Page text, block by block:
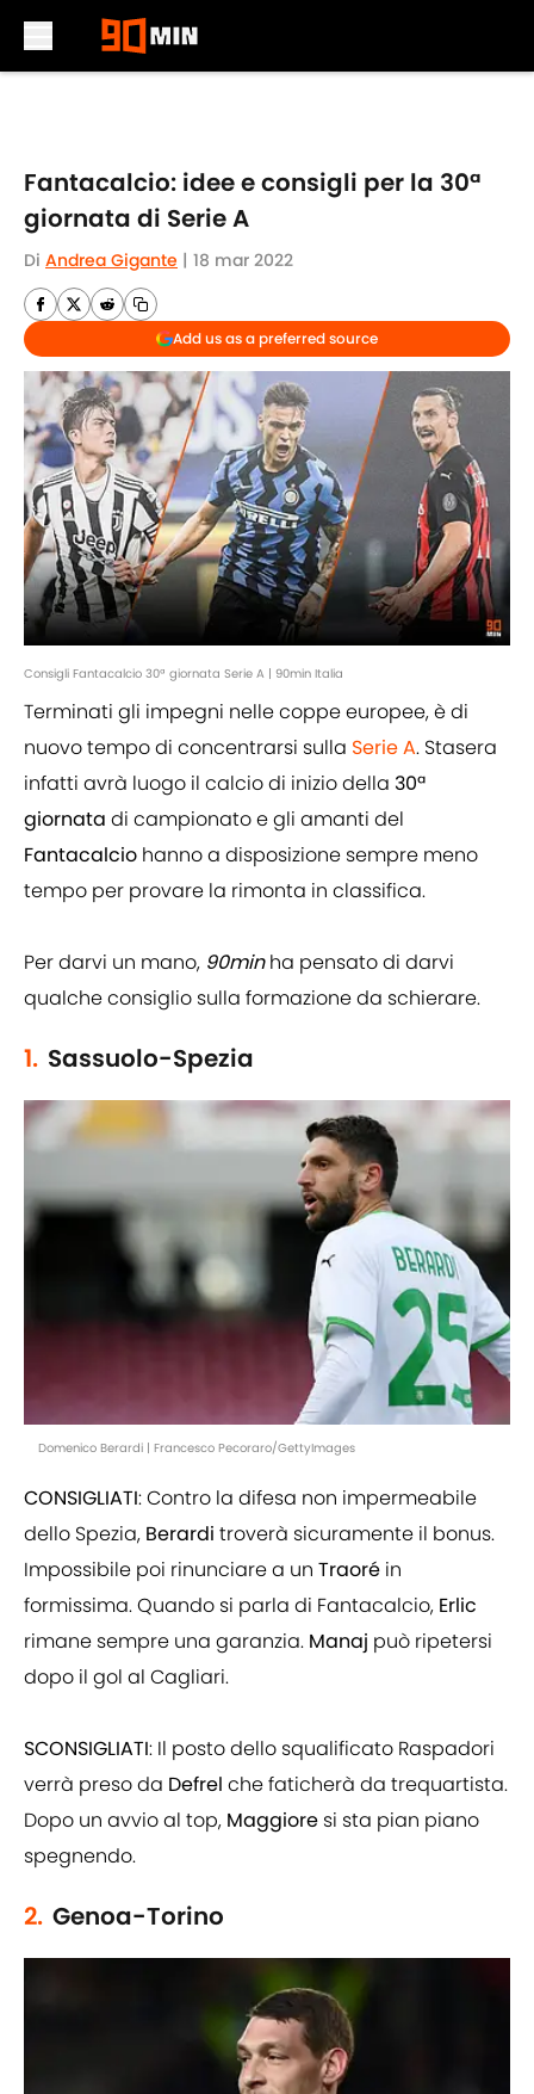
Fantacalcio: idee e consigli per la 30ª
giornata di Serie A
Di Andrea Gigante | 18 mar 2022
Add us as a preferred source
Consigli Fantacalcio 30ª giornata Serie A | 90min Italia
Terminati gli impegni nelle coppe europee, è di
nuovo tempo di concentrarsi sulla Serie A. Stasera
infatti avrà luogo il calcio di inizio della 30ª
giornata di campionato e gli amanti del
Fantacalcio hanno a disposizione sempre meno
tempo per provare la rimonta in classifica.
Per darvi un mano, 90minha pensato di darvi
qualche consiglio sulla formazione da schierare.
1. Sassuolo-Spezia
Domenico Berardi | Francesco Pecoraro/GettyImages
CONSIGLIATI: Contro la difesa non impermeabile
dello Spezia, Berardi troverà sicuramente il bonus.
Impossibile poi rinunciare a un Traoré in
formissima. Quando si parla di Fantacalcio, Erlic
rimane sempre una garanzia. Manaj può ripetersi
dopo il gol al Cagliari.
SCONSIGLIATI: Il posto dello squalificato Raspadori
verrà preso da Defrel che faticherà da trequartista.
Dopo un avvio al top, Maggiore si sta pian piano
spegnendo.
2. Genoa-Torino